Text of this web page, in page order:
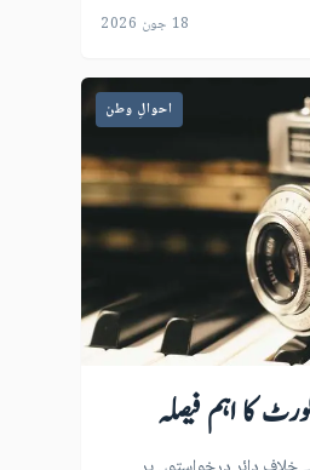
18 جون 2026
احوالِ وطن
کا اہم فیصلہ